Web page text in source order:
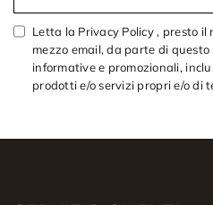
Letta la Privacy Policy , presto il
mezzo email, da parte di
informative e promozionali,
prodotti e/o servizi propri e/o di